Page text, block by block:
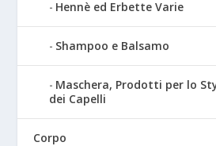
Hennè ed Erbette Varie
Shampoo e Balsamo
Maschera, Prodotti per lo
dei Capelli
Corpo